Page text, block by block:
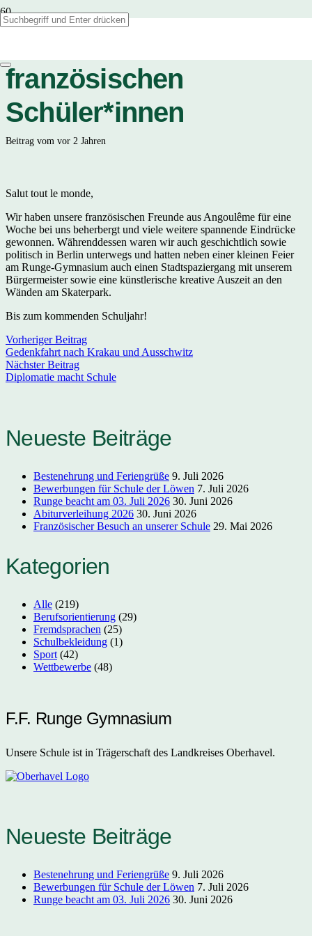
französischen
Schüler*innen
Beitrag vom vor 2 Jahren
Salut tout le monde,
Wir haben unsere französischen Freunde aus Angoulême für eine
Woche bei uns beherbergt und viele weitere spannende Eindrücke
gewonnen. Währenddessen waren wir auch geschichtlich sowie
politisch in Berlin unterwegs und hatten neben einer kleinen Feier
am Runge-Gymnasium auch einen Stadtspaziergang mit unserem
Bürgermeister sowie eine künstlerische kreative Auszeit an den
Wänden am Skaterpark.
Bis zum kommenden Schuljahr!
Vorheriger Beitrag
Gedenkfahrt nach Krakau und Ausschwitz
Nächster Beitrag
Diplomatie macht Schule
Neueste Beiträge
Bestenehrung und Feriengrüße 9. Juli 2026
Bewerbungen für Schule der Löwen 7. Juli 2026
Runge beacht am 03. Juli 2026 30. Juni 2026
Abiturverleihung 2026 30. Juni 2026
Französischer Besuch an unserer Schule 29. Mai 2026
Kategorien
Alle (219)
Berufsorientierung (29)
Fremdsprachen (25)
Schulbekleidung (1)
Sport (42)
Wettbewerbe (48)
F.F. Runge Gymnasium
Unsere Schule ist in Trägerschaft des Landkreises Oberhavel.
Neueste Beiträge
Bestenehrung und Feriengrüße 9. Juli 2026
Bewerbungen für Schule der Löwen 7. Juli 2026
Runge beacht am 03. Juli 2026 30. Juni 2026